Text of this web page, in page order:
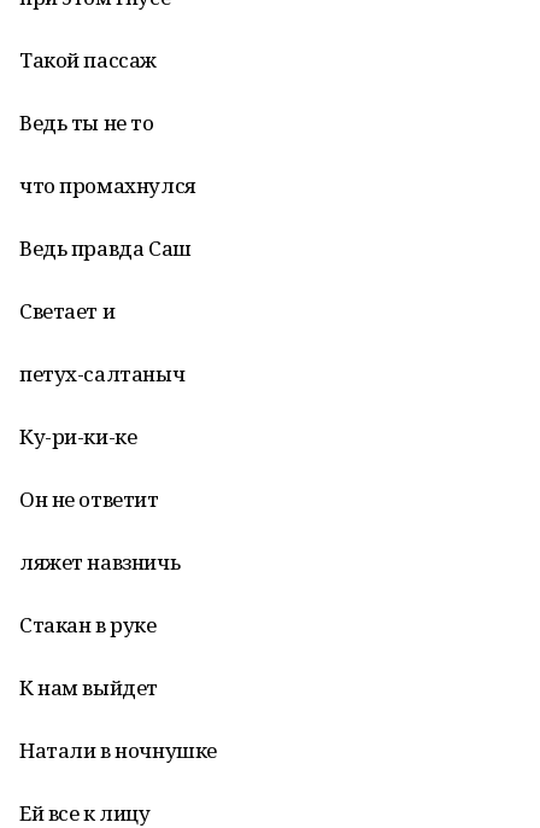
Такой пассаж
Ведь ты не то
что промахнулся
Ведь правда Саш
Светает и
петух-салтаныч
Ку-ри-ки-ке
Он не ответит
ляжет навзничь
Стакан в руке
К нам выйдет
Натали в ночнушке
Ей все к лицу